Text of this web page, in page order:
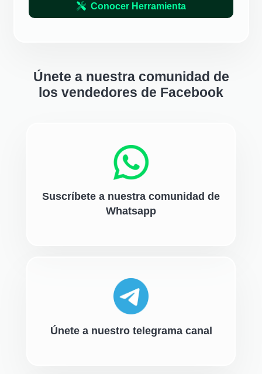
Conocer Herramienta
Únete a nuestra comunidad de
los vendedores de Facebook
Suscríbete a nuestra comunidad de
Whatsapp
Únete a nuestro telegrama canal